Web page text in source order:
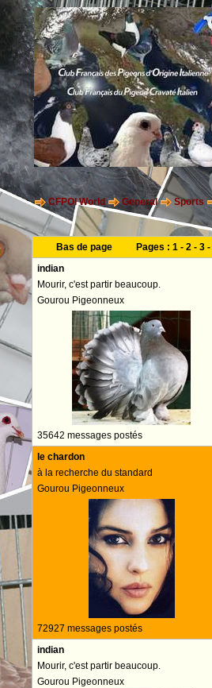
CFPOI World General Sports
Bas de page Pages : 1- 2- 3-
indian
Mourir, c'est partir beaucoup.
Gourou Pigeonneux
35642 messages postés
le chardon
à la recherche du standard
Gourou Pigeonneux
72927 messages postés
indian
Mourir, c'est partir beaucoup.
Gourou Pigeonneux